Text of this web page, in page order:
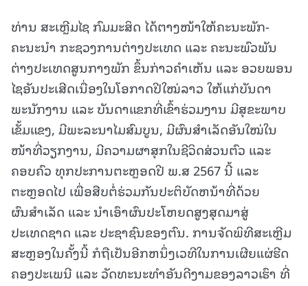
ທ່ານ ສະເຫຼີມໄຊ ກົມມະສິດ ໄດ້ຕາງໜ້າໃຫ້ຄະນະພັກ-
ຄະນະນຳ ກະຊວງການຕ່າງປະເທດ ແລະ ຄະນະພົວພັນ
ຕ່າງປະເທດສູນກາງພັກ ຂຶ້ນກ່າວຄຳເຫັນ ແລະ ອວຍພອນ
ໄຊອັນປະເສີດເນື່ອງໃນໂອກາດປີໃໝ່ລາວ ໃຫ້ແກ່ບັນດາ
ພະນັກງານ ແລະ ບັນດາແຂກທີ່ເຂົ້າຮ່ວມງານ ມີສຸຂະພາບ
ເຂັ້ມແຂງ, ມີພະລະນາໄມສົມບູນ, ມີຜົນສໍາເລັດອັນໃໝ່ໃນ
ໜ້າທີ່ວຽກງານ, ມີຄວາມຜາສຸກໃນຊີວິດສ່ວນຕົວ ແລະ
ຄອບຄົວ ທຸກປະການຕະຫຼອດປີ ພ.ສ 2567 ນີ້ ແລະ
ຕະຫຼອດໄປ ເພື່ອສືບຕໍ່ຮ່ວມກັນປະຕິບັດຫນ້າທີ່ດ້ວຍ
ຜົນສຳເລັດ ແລະ ນຳເອົາຜົນປະໂຫຍດສູງສຸດມາສູ່
ປະເທດຊາດ ແລະ ປະຊາຊົນຂອງຕົນ. ການຈັດພິທີສະເຫຼີມ
ສະຫຼອງໃນຄັ້ງນີ້ ກໍຖືເປັນອີກຫນຶ່ງເວທີໃນການເຜີຍແຜ່ຮີດ
ຄອງປະເພນີ ແລະ ວັດທະນະທຳອັນດີງາມຂອງລາວເຮົາ ທີ່